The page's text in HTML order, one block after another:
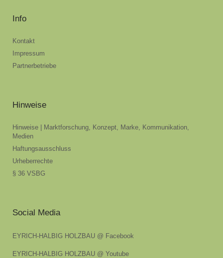
Info
Kontakt
Impressum
Partnerbetriebe
Hinweise
Hinweise | Marktforschung, Konzept, Marke, Kommunikation,
Medien
Haftungsausschluss
Urheberrechte
§ 36 VSBG
Social Media
EYRICH-HALBIG HOLZBAU @ Facebook
EYRICH-HALBIG HOLZBAU @ Youtube